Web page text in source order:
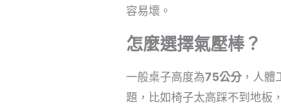
容易壞。
怎麼選擇氣壓棒？
一般桌子高度為75公分，人體
題，比如椅子太高踩不到地板